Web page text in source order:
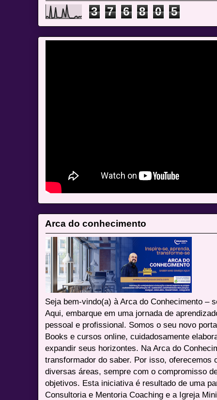
3 7 6 8 0 5
Arca do conhecimento
Seja bem-vindo(a) à Arca do Conhecimento –
Aqui, embarque em uma jornada de
pessoal e profissional. Somos o seu novo
Books e cursos online, cuidadosamente
expandir seus horizontes. Na Arca do
transformador do saber. Por isso, oferecemos
diversas áreas, sempre com o compromisso
objetivos. Esta iniciativa é resultado de uma
Consultoria e Mentoria Coaching e a Igreja